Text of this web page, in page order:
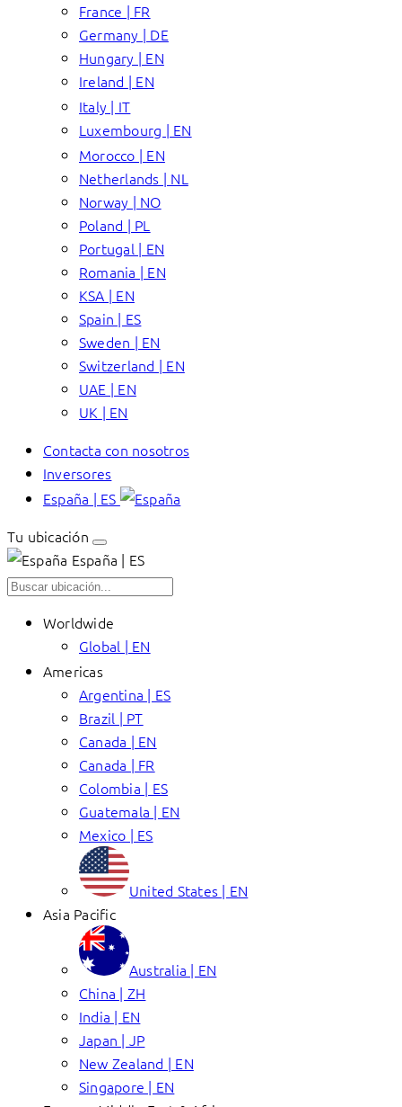
France | FR
Germany | DE
Hungary | EN
Ireland | EN
Italy | IT
Luxembourg | EN
Morocco | EN
Netherlands | NL
Norway | NO
Poland | PL
Portugal | EN
Romania | EN
KSA | EN
Spain | ES
Sweden | EN
Switzerland | EN
UAE | EN
UK | EN
Contacta con nosotros
Inversores
España | ES
Tu ubicación
España | ES
Worldwide
Global | EN
Americas
Argentina | ES
Brazil | PT
Canada | EN
Canada | FR
Colombia | ES
Guatemala | EN
Mexico | ES
United States | EN
Asia Pacific
Australia | EN
China | ZH
India | EN
Japan | JP
New Zealand | EN
Singapore | EN